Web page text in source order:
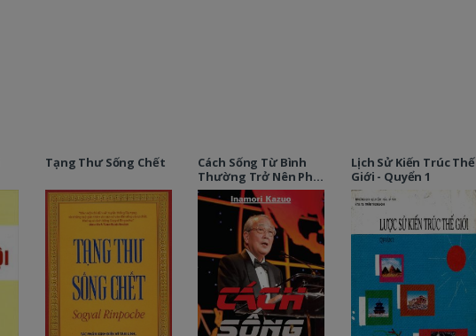
Tạng Thư Sống Chết
Cách Sống Từ Bình
Thường Trở Nên Phi
Thường
Lịch Sử Kiến Trúc Thế
Giới - Quyển 1